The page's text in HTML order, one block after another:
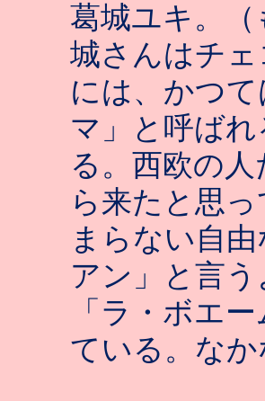
葛城ユキ。
城さんはチ
には、かつ
マ」と呼ば
る。西欧の
ら来たと思
まらない自
アン」と言
「ラ・ボエ
ている。な